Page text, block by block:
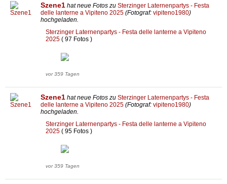
Szene1 hat neue Fotos zu Sterzinger Laternenpartys - Festa
delle lanterne a Vipiteno 2025 (Fotograf: vipiteno1980)
hochgeladen.
Sterzinger Laternenpartys - Festa delle lanterne a Vipiteno
2025 ( 97 Fotos )
vor 359 Tagen
Szene1 hat neue Fotos zu Sterzinger Laternenpartys - Festa
delle lanterne a Vipiteno 2025 (Fotograf: vipiteno1980)
hochgeladen.
Sterzinger Laternenpartys - Festa delle lanterne a Vipiteno
2025 ( 95 Fotos )
vor 359 Tagen